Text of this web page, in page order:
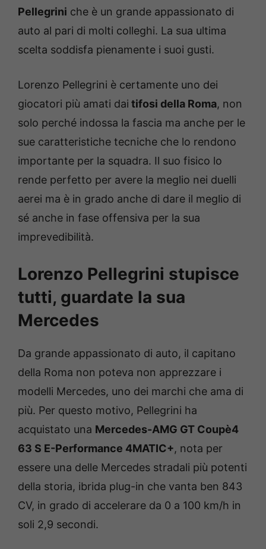
Pellegrini che è un grande appassionato di
auto al pari di molti colleghi. La sua ultima
scelta soddisfa pienamente i suoi gusti.
Lorenzo Pellegrini è certamente uno dei
giocatori più amati dai tifosi della Roma, non
solo perché indossa la fascia ma anche per le
sue caratteristiche tecniche che lo rendono
importante per la squadra. Il suo fisico lo
rende perfetto per avere la meglio nei duelli
aerei ma è in grado anche di dare il meglio di
sé anche in fase offensiva per la sua
imprevedibilità.
Lorenzo Pellegrini stupisce
tutti, guardate la sua
Mercedes
Da grande appassionato di auto, il capitano
della Roma non poteva non apprezzare i
modelli Mercedes, uno dei marchi che ama di
più. Per questo motivo, Pellegrini ha
acquistato una Mercedes-AMG GT Coupè4
63 S E-Performance 4MATIC+, nota per
essere una delle Mercedes stradali più potenti
della storia, ibrida plug-in che vanta ben 843
CV, in grado di accelerare da 0 a 100 km/h in
soli 2,9 secondi.